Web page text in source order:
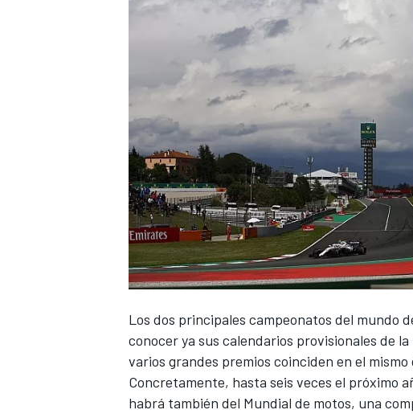
WEC FÓRMULA E
Los dos principales campeonatos del mundo
conocer ya sus calendarios provisionales de
varios grandes premios coinciden en el mismo
Concretamente, hasta seis veces el próximo
habrá también del Mundial de motos, una